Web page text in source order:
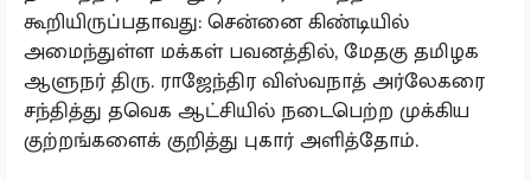
கூறியிருப்பதாவது: சென்னை கிண்டியில்
அமைந்துள்ள மக்கள் பவனத்தில், மேதகு தமிழக
ஆளுநர் திரு. ராஜேந்திர விஸ்வநாத் அர்லேகரை
சந்தித்து தவெக ஆட்சியில் நடைபெற்ற முக்கிய
குற்றங்களைக் குறித்து புகார் அளித்தோம்.